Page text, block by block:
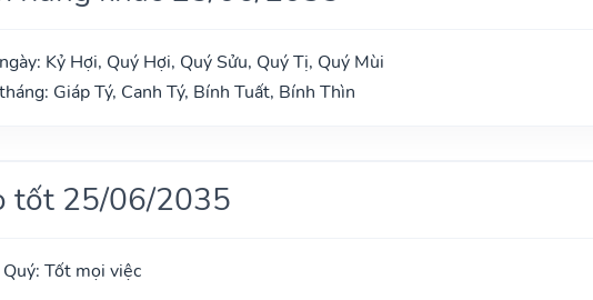
Kỷ Hợi, Quý Hợi, Quý Sửu, Quý Tị, Quý Mùi
Giáp Tý, Canh Tý, Bính Tuất, Bính Thìn
tốt 25/06/2035
Tốt mọi việc